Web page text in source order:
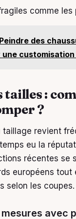
comme les
Peindre des
une
tailles :
?
taillage revient
eu la
récentes se
européens tout
selon les coupes.
avec